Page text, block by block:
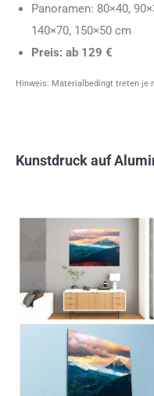
Panoramen: 80×40,
140×70, 150×50 cm
Preis: ab 129 €
Hinweis: Materialbedingt treten je
Kunstdruck auf